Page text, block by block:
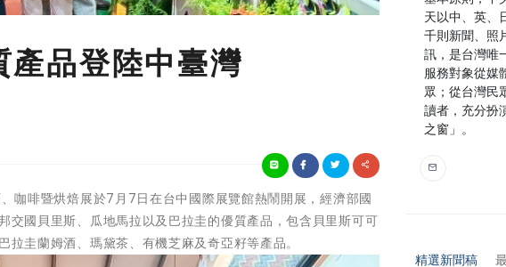
品登陸中臺灣
啡暨烘焙展於7月7日在台中國際展覽館熱鬧開展，經濟部國
國貝里斯、瓜地馬拉以及巴拉圭的優質產品，包含貝里斯可可
圭蘭姆酒、瑪黛茶、有機芝麻及奇亞籽等產品。
天以中、英、
千則新聞、照
訊，是台灣唯
服務對象從媒
眾；從台灣民
讀者，充分扮
之窗」。
精選新聞稿